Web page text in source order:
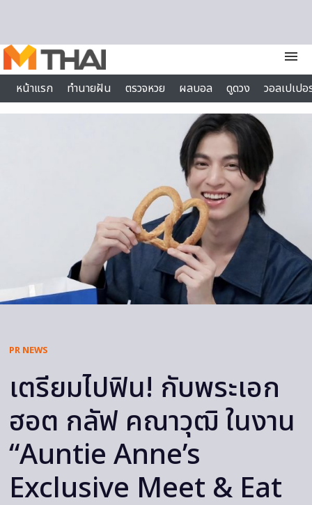
menu
หน้าแรก
ทำนายฝัน ตรวจหวย ผลบอล ดูดวง
วอลเปเป
ไลฟ์สไตล์
PR NEWS
เตรียมไปฟิน! กับพระเอก
ฮอต กลัฟ คณาวุฒิ ในงาน
“Auntie Anne’s
Exclusive Meet & Eat